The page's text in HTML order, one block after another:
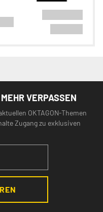
VERPASSEN
OKTAGON-Themen
Zugang zu exklusiven